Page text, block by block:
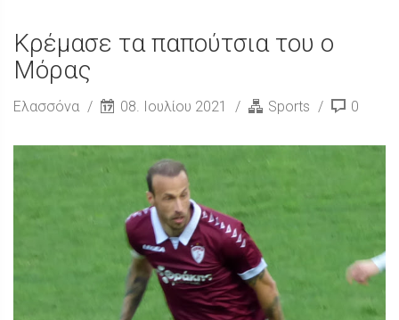
Κρέμασε τα παπούτσια του ο
Μόρας
Ελασσόνα 08. Ιουλίου 2021 Sports 0